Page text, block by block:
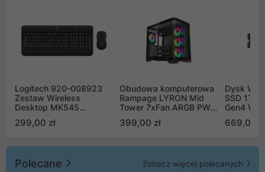
Logitech 920-008923
Zestaw Wireless
Desktop MK545
299,00 zł
Obudowa komputerowa
Rampage LYRON Mid
Tower 7xFan ARGB PWM
399,00 zł
Dysk WD
SSD 1TB
Gen4
669,00
Polecane Zobacz więcej polecanych